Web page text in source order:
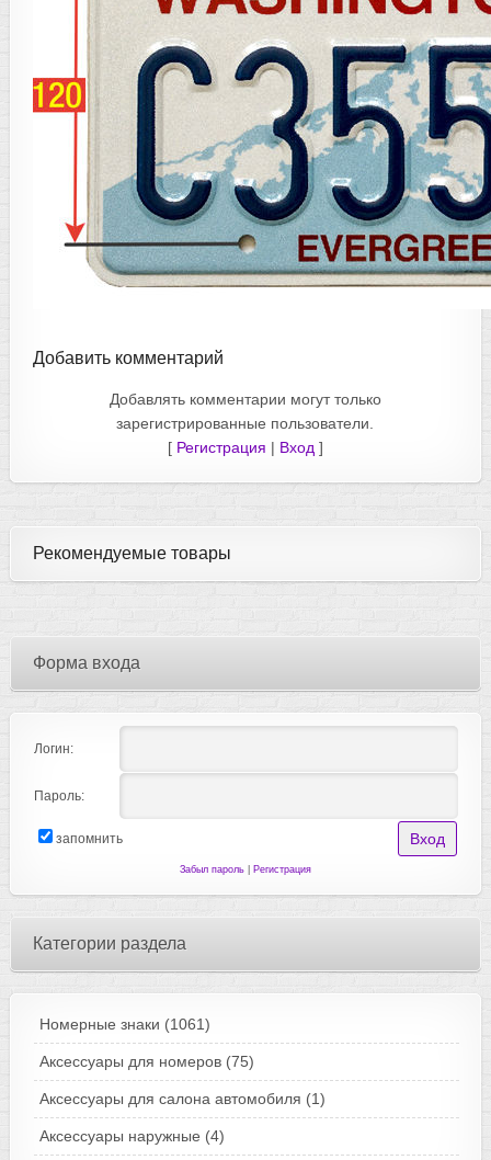
Добавить комментарий
Добавлять комментарии могут только
зарегистрированные пользователи.
[ Регистрация | Вход ]
Рекомендуемые товары
Форма входа
Логин:
Пароль:
запомнить
Забыл пароль| Регистрация
Категории раздела
Номерные знаки (1061)
Аксессуары для номеров (75)
Аксессуары для салона автомобиля (1)
Аксессуары наружные (4)